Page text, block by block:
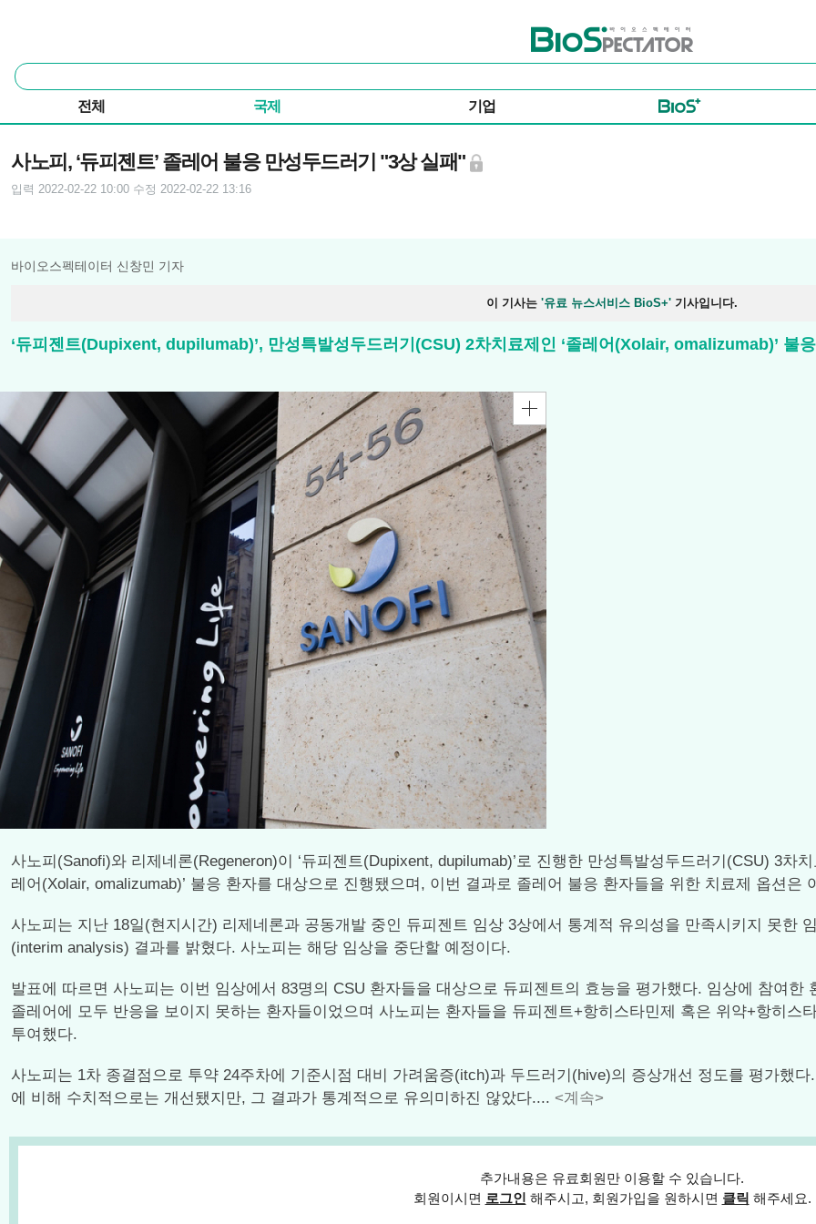
바이오스펙테이터
통
합
색
전체 국제 기업
사노피, ‘듀피젠트’ 졸레어 불응 만성두드러기 "3상 실패"
입력 2022-02-22 10:00 수정 2022-02-22 13:16
바이오스펙테이터 신창민 기자
이 기사는 '유료 뉴스서비스 BioS+' 기사입니다.
‘듀피젠트(Dupixent, dupilumab)’, 만성특발성두드러기(CSU) 2차치료제인 ‘졸레어(Xolair, omalizumab)’ 불
사노피(Sanofi)와 리제네론(Regeneron)이 ‘듀피젠트(Dupixent, dupilumab)’로 진행한 만성특발성두드러기(CSU) 3차
레어(Xolair, omalizumab)’ 불응 환자를 대상으로 진행됐으며, 이번 결과로 졸레어 불응 환자들을 위한 치료제 옵션은
사노피는 지난 18일(현지시간) 리제네론과 공동개발 중인 듀피젠트 임상 3상에서 통계적 유의성을 만족시키지 못한
(interim analysis) 결과를 밝혔다. 사노피는 해당 임상을 중단할 예정이다.
발표에 따르면 사노피는 이번 임상에서 83명의 CSU 환자들을 대상으로 듀피젠트의 효능을 평가했다. 임상에 참여
졸레어에 모두 반응을 보이지 못하는 환자들이었으며 사노피는 환자들을 듀피젠트+항히스타민제 혹은 위약+항히스
투여했다.
사노피는 1차 종결점으로 투약 24주차에 기준시점 대비 가려움증(itch)과 두드러기(hive)의 증상개선 정도를 평가했
에 비해 수치적으로는 개선됐지만, 그 결과가 통계적으로 유의미하진 않았다.... <계속>
추가내용은 유료회원만 이용할 수 있습니다.
회원이시면 로그인 해주시고, 회원가입을 원하시면 클릭 해주세요.